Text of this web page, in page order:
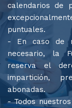
calendarios de
puntuales.
- En caso de
necesario, la
reserva el
impartición,
abonadas.
- Todos